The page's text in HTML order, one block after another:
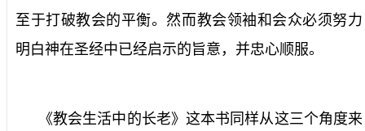
至于打破教会的平衡。然而教会领袖和会众必须努力
明白神在圣经中已经启示的旨意，并忠心顺服。
《教会生活中的长老》这本书同样从这三个角度来